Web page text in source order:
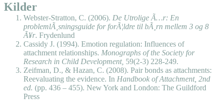
Kilder
Webster-Stratton, C. (2006). De Utrolige Ã…r: En
problemlÃ¸sningsguide for forÃ¦ldre til bÃ¸rn mellem 3 og 8
Ã¥r. Frydenlund
Cassidy J. (1994). Emotion regulation: Influences of
attachment relationships. Monographs of the Society for
Research in Child Development, 59(2-3) 228-249.
Zeifman, D., & Hazan, C. (2008). Pair bonds as attachments:
Reevaluating the evidence. In Handbook of Attachment, 2nd
ed. (pp. 436 – 455). New York and London: The Guildford
Press